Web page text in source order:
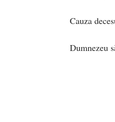
Cauza
Dumnezeu